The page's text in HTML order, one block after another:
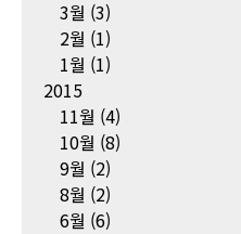
3월 (3)
2월 (1)
1월 (1)
2015
11월 (4)
10월 (8)
9월 (2)
8월 (2)
6월 (6)